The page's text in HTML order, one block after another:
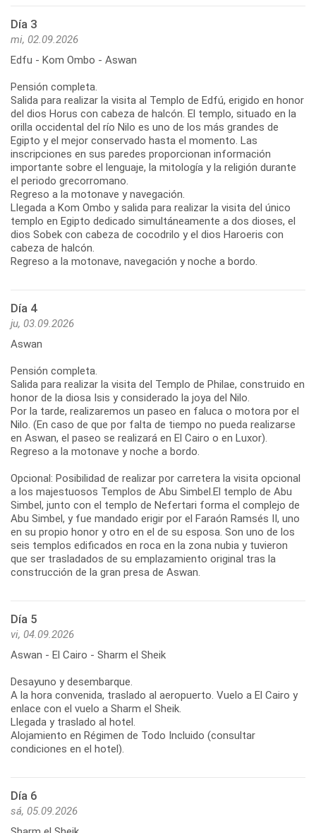
Día 3
mi, 02.09.2026
Edfu - Kom Ombo - Aswan
Pensión completa.
Salida para realizar la visita al Templo de Edfú, erigido en honor
del dios Horus con cabeza de halcón. El templo, situado en la
orilla occidental del río Nilo es uno de los más grandes de
Egipto y el mejor conservado hasta el momento. Las
inscripciones en sus paredes proporcionan información
importante sobre el lenguaje, la mitología y la religión durante
el periodo grecorromano.
Regreso a la motonave y navegación.
Llegada a Kom Ombo y salida para realizar la visita del único
templo en Egipto dedicado simultáneamente a dos dioses, el
dios Sobek con cabeza de cocodrilo y el dios Haroeris con
cabeza de halcón.
Regreso a la motonave, navegación y noche a bordo.
Día 4
ju, 03.09.2026
Aswan
Pensión completa.
Salida para realizar la visita del Templo de Philae, construido en
honor de la diosa Isis y considerado la joya del Nilo.
Por la tarde, realizaremos un paseo en faluca o motora por el
Nilo. (En caso de que por falta de tiempo no pueda realizarse
en Aswan, el paseo se realizará en El Cairo o en Luxor).
Regreso a la motonave y noche a bordo.
Opcional: Posibilidad de realizar por carretera la visita opcional
a los majestuosos Templos de Abu Simbel.El templo de Abu
Simbel, junto con el templo de Nefertari forma el complejo de
Abu Simbel, y fue mandado erigir por el Faraón Ramsés II, uno
en su propio honor y otro en el de su esposa. Son uno de los
seis templos edificados en roca en la zona nubia y tuvieron
que ser trasladados de su emplazamiento original tras la
construcción de la gran presa de Aswan.
Día 5
vi, 04.09.2026
Aswan - El Cairo - Sharm el Sheik
Desayuno y desembarque.
A la hora convenida, traslado al aeropuerto. Vuelo a El Cairo y
enlace con el vuelo a Sharm el Sheik.
Llegada y traslado al hotel.
Alojamiento en Régimen de Todo Incluido (consultar
condiciones en el hotel).
Día 6
sá, 05.09.2026